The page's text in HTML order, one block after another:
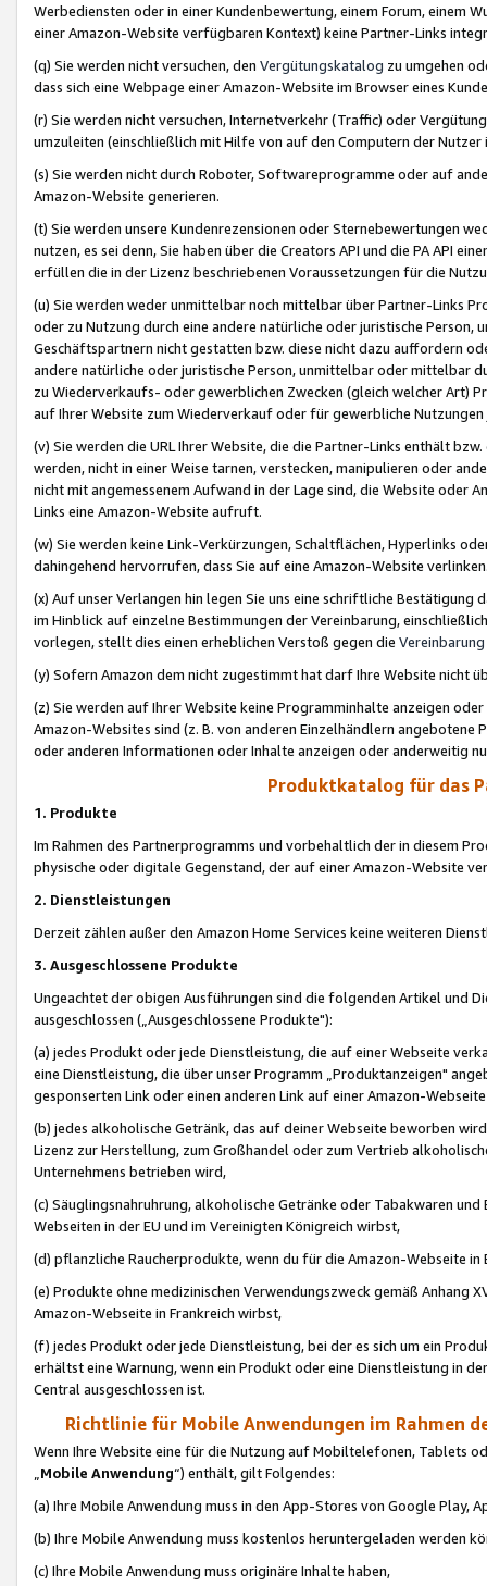
Werbediensten oder in einer Kundenbewertung, einem Forum, einem
einer Amazon-Website verfügbaren Kontext) keine Partner-Links
(q) Sie werden nicht versuchen, den Vergütungskatalog zu umgehen
dass sich eine Webpage einer Amazon-Website im Browser eines
(r) Sie werden nicht versuchen, Internetverkehr (Traffic) oder
umzuleiten (einschließlich mit Hilfe von auf den Computern der
(s) Sie werden nicht durch Roboter, Softwareprogramme oder auf
Amazon-Website generieren.
(t) Sie werden unsere Kundenrezensionen oder Sternebewertungen
nutzen, es sei denn, Sie haben über die Creators API und die PA API
erfüllen die in der Lizenz beschriebenen Voraussetzungen für die
(u) Sie werden weder unmittelbar noch mittelbar über Partner-Links
oder zu Nutzung durch eine andere natürliche oder juristische
Geschäftspartnern nicht gestatten bzw. diese nicht dazu auffordern
andere natürliche oder juristische Person, unmittelbar oder mittelbar
zu Wiederverkaufs- oder gewerblichen Zwecken (gleich welcher Art)
auf Ihrer Website zum Wiederverkauf oder für gewerbliche
(v) Sie werden die URL Ihrer Website, die die Partner-Links enthält
werden, nicht in einer Weise tarnen, verstecken, manipulieren oder
nicht mit angemessenem Aufwand in der Lage sind, die Website oder
Links eine Amazon-Website aufruft.
(w) Sie werden keine Link-Verkürzungen, Schaltflächen, Hyperlinks
dahingehend hervorrufen, dass Sie auf eine Amazon-Website
(x) Auf unser Verlangen hin legen Sie uns eine schriftliche
im Hinblick auf einzelne Bestimmungen der Vereinbarung,
vorlegen, stellt dies einen erheblichen Verstoß gegen die Vereinbarung
(y) Sofern Amazon dem nicht zugestimmt hat darf Ihre Website nicht
(z) Sie werden auf Ihrer Website keine Programminhalte anzeigen
Amazon-Websites sind (z. B. von anderen Einzelhändlern
oder anderen Informationen oder Inhalte anzeigen oder anderweitig
Produktkatalog für das
1. Produkte
Im Rahmen des Partnerprogramms und vorbehaltlich der in diesem
physische oder digitale Gegenstand, der auf einer Amazon-Website
2. Dienstleistungen
Derzeit zählen außer den Amazon Home Services keine weiteren
3. Ausgeschlossene Produkte
Ungeachtet der obigen Ausführungen sind die folgenden Artikel und
ausgeschlossen („Ausgeschlossene Produkte"):
(a) jedes Produkt oder jede Dienstleistung, die auf einer Webseite
eine Dienstleistung, die über unser Programm „Produktanzeigen"
gesponserten Link oder einen anderen Link auf einer Amazon-
(b) jedes alkoholische Getränk, das auf deiner Webseite beworben
Lizenz zur Herstellung, zum Großhandel oder zum Vertrieb
Unternehmens betrieben wird,
(c) Säuglingsnahruhrung, alkoholische Getränke oder Tabakwaren
Webseiten in der EU und im Vereinigten Königreich wirbst,
(d) pflanzliche Raucherprodukte, wenn du für die Amazon-Webseite in
(e) Produkte ohne medizinischen Verwendungszweck gemäß Anhang
Amazon-Webseite in Frankreich wirbst,
(f) jedes Produkt oder jede Dienstleistung, bei der es sich um ein
erhältst eine Warnung, wenn ein Produkt oder eine Dienstleistung in
Central ausgeschlossen ist.
Richtlinie für Mobile Anwendungen im Rahmen
Wenn Ihre Website eine für die Nutzung auf Mobiltelefonen, Tablets
„Mobile Anwendung“) enthält, gilt Folgendes:
(a) Ihre Mobile Anwendung muss in den App-Stores von Google Play,
(b) Ihre Mobile Anwendung muss kostenlos heruntergeladen werden
(c) Ihre Mobile Anwendung muss originäre Inhalte haben,